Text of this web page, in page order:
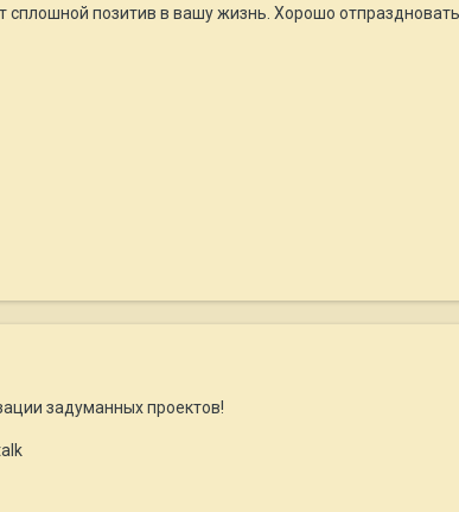
сплошной позитив в вашу жизнь. Хорошо
задуманных проектов!